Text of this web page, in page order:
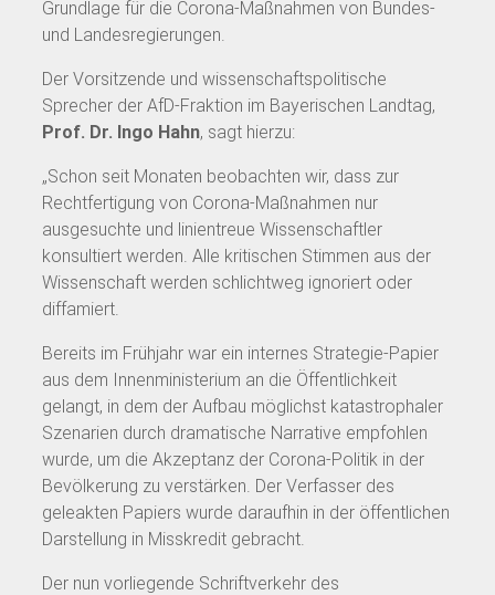
Grundlage für die Corona-Maßnahmen von Bundes-
und Landesregierungen.
Der Vorsitzende und wissenschaftspolitische
Sprecher der AfD-Fraktion im Bayerischen Landtag,
Prof. Dr. Ingo Hahn, sagt hierzu:
„Schon seit Monaten beobachten wir, dass zur
Rechtfertigung von Corona-Maßnahmen nur
ausgesuchte und linientreue Wissenschaftler
konsultiert werden. Alle kritischen Stimmen aus der
Wissenschaft werden schlichtweg ignoriert oder
diffamiert.
Bereits im Frühjahr war ein internes Strategie-Papier
aus dem Innenministerium an die Öffentlichkeit
gelangt, in dem der Aufbau möglichst katastrophaler
Szenarien durch dramatische Narrative empfohlen
wurde, um die Akzeptanz der Corona-Politik in der
Bevölkerung zu verstärken. Der Verfasser des
geleakten Papiers wurde daraufhin in der öffentlichen
Darstellung in Misskredit gebracht.
Der nun vorliegende Schriftverkehr des